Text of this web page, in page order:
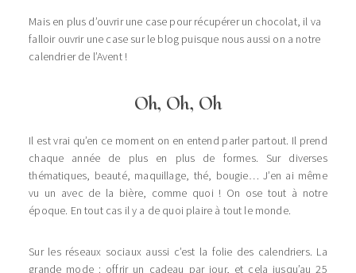
Mais en plus d’ouvrir une case pour récupérer un chocolat, il va
falloir ouvrir une case sur le blog puisque nous aussi on a notre
calendrier de l’Avent !
Oh, Oh, Oh
Il est vrai qu’en ce moment on en entend parler partout. Il prend
chaque année de plus en plus de formes. Sur diverses
thématiques, beauté, maquillage, thé, bougie… J’en ai même
vu un avec de la bière, comme quoi ! On ose tout à notre
époque. En tout cas il y a de quoi plaire à tout le monde.
Sur les réseaux sociaux aussi c’est la folie des calendriers. La
grande mode : offrir un cadeau par jour, et cela jusqu’au 25